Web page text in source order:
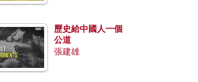
歷史給中國人一個
公道
張建雄